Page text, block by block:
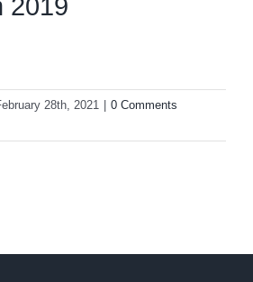
2019
28th, 2021
0 Comments